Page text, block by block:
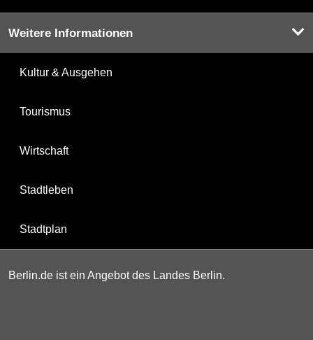
Weitere Informationen
Kultur & Ausgehen
Tourismus
Wirtschaft
Stadtleben
Stadtplan
Berlin.de ist ein Angebot des Landes Berlin.